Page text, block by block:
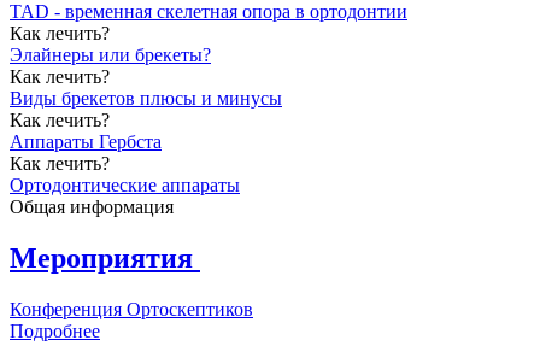
TAD - временная скелетная опора в ортодонтии
Как лечить?
Элайнеры или брекеты?
Как лечить?
Виды брекетов плюсы и минусы
Как лечить?
Аппараты Гербста
Как лечить?
Ортодонтические аппараты
Общая информация
Мероприятия
Конференция Ортоскептиков
Подробнее